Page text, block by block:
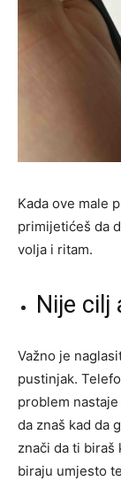
Kada ove male
primijetićeš da
volja i ritam.
Nije cilj
Važno je
pustinjak.
problem
da znaš kad da
znači da ti biraš
biraju umjesto